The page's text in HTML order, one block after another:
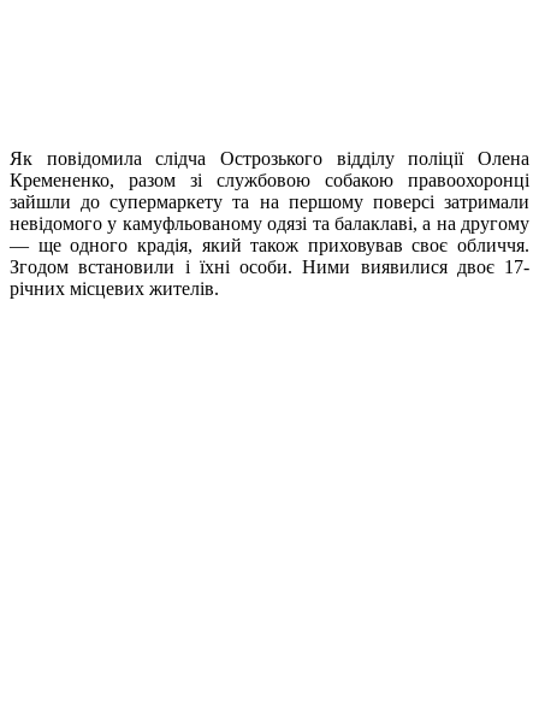
Як повідомила слідча Острозького відділу поліції Олена
Кремененко, разом зі службовою собакою правоохоронці
зайшли до супермаркету та на першому поверсі затримали
невідомого у камуфльованому одязі та балаклаві, а на другому
— ще одного крадія, який також приховував своє обличчя.
Згодом встановили і їхні особи. Ними виявилися двоє 17-
річних місцевих жителів.